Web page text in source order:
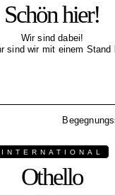
Schön hier!
Wir sind dabei!
sind wir mit einem Stand
INTERNATIONAL
Othello